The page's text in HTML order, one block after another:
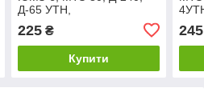
Д-65 УТН,
плунжер 9 мм
225₴
Купити
245